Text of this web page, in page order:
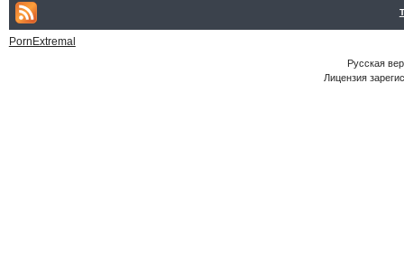
PornExtremal
Русская
Лицензия